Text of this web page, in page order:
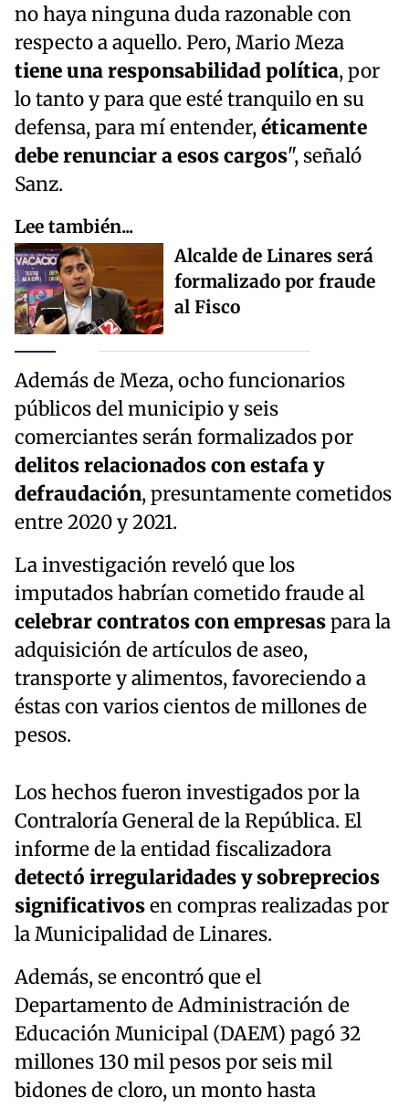
no haya ninguna duda razonable con
respecto a aquello. Pero, Mario Meza
tiene una responsabilidad política, por
lo tanto y para que esté tranquilo en su
defensa, para mí entender,éticamente
debe renunciar a esos cargos", señaló
Sanz.
Lee también...
Alcalde de Linares será
formalizado por fraude
al Fisco
Además de Meza, ocho funcionarios
públicos del municipio y seis
comerciantes serán formalizados por
delitos relacionados con estafa y
defraudación, presuntamente cometidos
entre 2020 y 2021.
La investigación reveló que los
imputados habrían cometido fraude al
celebrar contratos con empresaspara la
adquisición de artículos de aseo,
transporte y alimentos, favoreciendo a
éstas con varios cientos de millones de
pesos.
Los hechos fueron investigados por la
Contraloría General de la República. El
informe de la entidad fiscalizadora
detectó irregularidades y sobreprecios
significativosen compras realizadas por
la Municipalidad de Linares.
Además, se encontró que el
Departamento de Administración de
Educación Municipal (DAEM) pagó 32
millones 130 mil pesos por seis mil
bidones de cloro, un monto hasta